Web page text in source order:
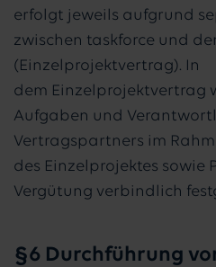
erfolgt jeweils aufgrund
zwischen taskforce und
(Einzelprojektvertrag). In
dem Einzelprojektvertrag
Aufgaben und
Vertragspartners im
des Einzelprojektes sowie
Vergütung verbindlich
§6 Durchführung